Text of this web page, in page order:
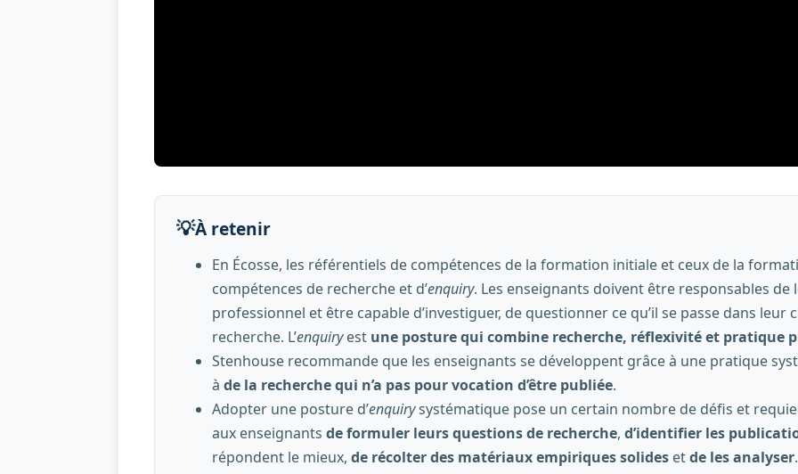
💡À retenir
En Écosse, les référentiels de compétences de la formation initiale et ceux de la
compétences de recherche et d’enquiry. Les enseignants doivent être responsables
professionnel et être capable d’investiguer, de questionner ce qu’il se passe dans leur
recherche. L’enquiryest une posture qui combine recherche, réflexivité et pratique
Stenhouse recommande que les enseignants se développent grâce à une pratique
à de la recherche qui n’a pas pour vocation d’être publiée.
Adopter une posture d’enquirysystématique pose un certain nombre de défis et
aux enseignants deformuler leurs questions de recherche, d’identifier les
répondent le mieux, de récolter des matériaux empiriques solides etde les analyser.